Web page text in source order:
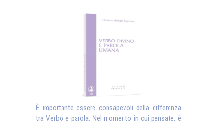
È importante essere consapevoli della differenza
tra Verbo e parola. Nel momento in cui pensate, è